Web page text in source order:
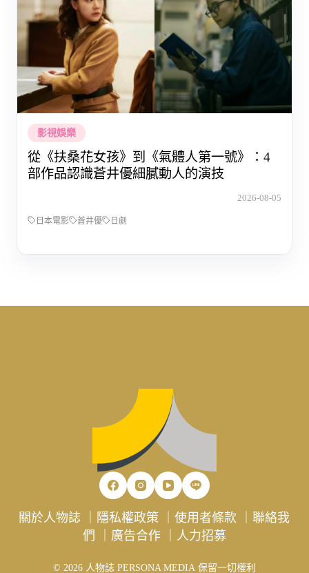
影視娛樂
從《扶桑花女孩》到《氣體人第一號》：4
部作品認識蒼井優細膩動人的演技
2026-08-05
日本電影 蒼井優 日劇
關於人物誌 隱私權政策 ｜使用者條款 ｜聯絡我
們
廣告合作｜ 人力招募
© 2026 人物誌 PERSONA MEDIA 保留一切權利